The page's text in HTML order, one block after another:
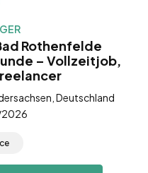
Rothenfelde
– Vollzeitjob,
Deutschland